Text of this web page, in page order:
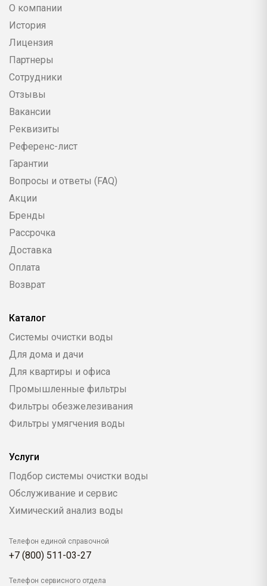
О компании
История
Лицензия
Партнеры
Сотрудники
Отзывы
Вакансии
Реквизиты
Референс-лист
Гарантии
Вопросы и ответы (FAQ)
Акции
Бренды
Рассрочка
Доставка
Оплата
Возврат
Каталог
Системы очистки воды
Для дома и дачи
Для квартиры и офиса
Промышленные фильтры
Фильтры обезжелезивания
Фильтры умягчения воды
Услуги
Подбор системы очистки воды
Обслуживание и сервис
Химический анализ воды
Телефон единой справочной
+7 (800) 511-03-27
Телефон сервисного отдела